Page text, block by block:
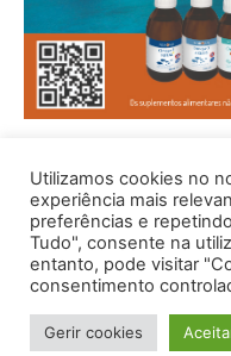
Utilizamos cookies no
experiência mais
preferências e
Tudo", consente na
entanto, pode visitar
consentimento
Gerir cookies